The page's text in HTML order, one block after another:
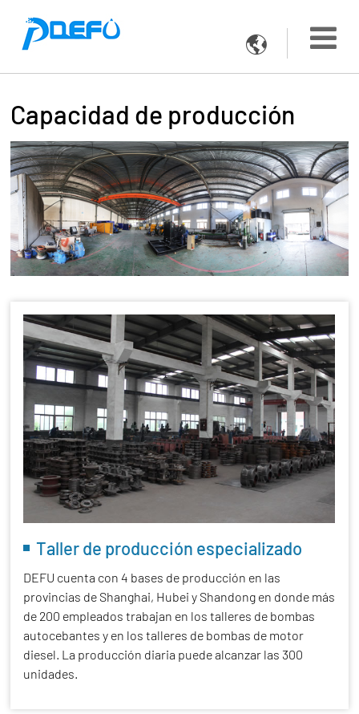

Capacidad de producción
Taller de producción especializado
DEFU cuenta con 4 bases de producción en las
provincias de Shanghai, Hubei y Shandong en donde más
de 200 empleados trabajan en los talleres de bombas
autocebantes y en los talleres de bombas de motor
diesel. La producción diaria puede alcanzar las 300
unidades.